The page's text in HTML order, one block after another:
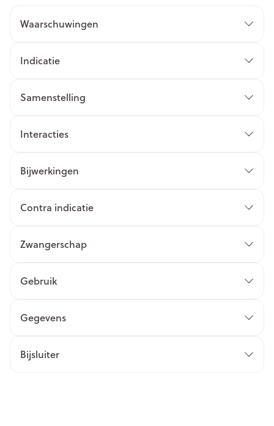
Waarschuwingen
Indicatie
Samenstelling
Interacties
Bijwerkingen
Contra indicatie
Zwangerschap
Gebruik
Gegevens
Bijsluiter